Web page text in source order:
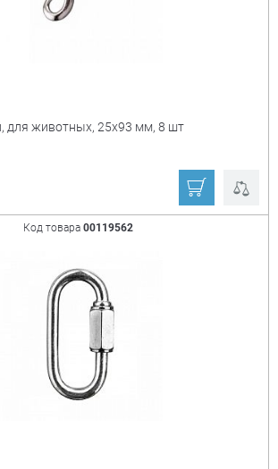
для животных, 25х93 мм, 8 шт
Код товара 00119562